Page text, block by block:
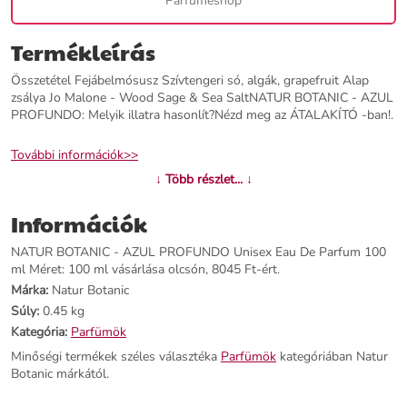
Termékleírás
Összetétel Fejábelmósusz Szívtengeri só, algák, grapefruit Alap
zsálya Jo Malone - Wood Sage & Sea SaltNATUR BOTANIC - AZUL
PROFUNDO: Melyik illatra hasonlít?Nézd meg az ÁTALAKÍTÓ -ban!.
További információk>>
↓ Több részlet... ↓
Információk
NATUR BOTANIC - AZUL PROFUNDO Unisex Eau De Parfum 100
ml Méret: 100 ml vásárlása olcsón, 8045 Ft-ért.
Márka: Natur Botanic
Súly: 0.45 kg
Kategória: Parfümök
Minőségi termékek széles választéka Parfümök kategóriában Natur
Botanic márkától.